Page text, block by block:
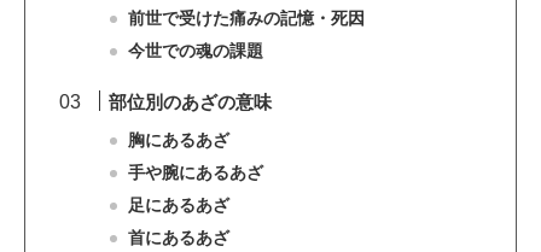
前世で受けた痛みの記憶・死因
今世での魂の課題
部位別のあざの意味
胸にあるあざ
手や腕にあるあざ
足にあるあざ
首にあるあざ